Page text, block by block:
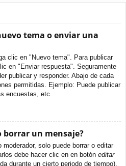
tema o enviar una
clic en "Nuevo tema". Para publicar
en "Enviar respuesta". Seguramente
publicar y responder. Abajo de cada
permitidas. Ejemplo: Puede publicar
encuestas, etc.
borrar un mensaje?
solo puede borrar o editar
debe hacer clic en en botón editar
durante un cierto periodo de tiempo).